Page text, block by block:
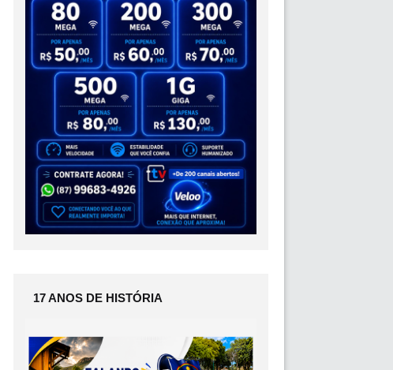
17 ANOS DE HISTÓRIA